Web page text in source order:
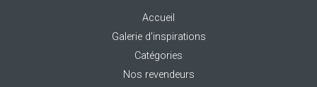
Accueil
Galerie d'inspirations
Catégories
Nos revendeurs